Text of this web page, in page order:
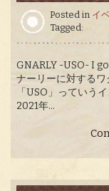
Posted in イ
Tagged:
GNARLY -USO- I
ナーリーに対する
「USO」っていう
2021年...